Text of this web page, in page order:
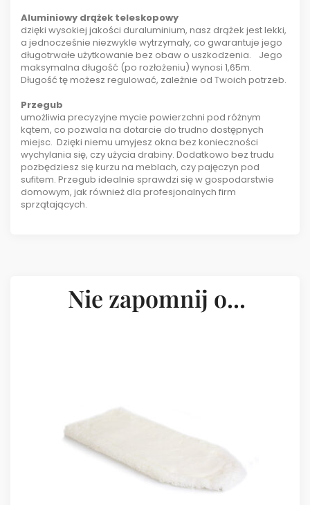
Aluminiowy drążek teleskopowy
dzięki wysokiej jakości duraluminium, nasz drążek jest lekki,
a jednocześnie niezwykle wytrzymały, co gwarantuje jego
długotrwałe użytkowanie bez obaw o uszkodzenia. Jego
maksymalna długość (po rozłożeniu) wynosi 1,65m.
Długość tę możesz regulować, zależnie od Twoich potrzeb.
Przegub
umożliwia precyzyjne mycie powierzchni pod różnym
kątem, co pozwala na dotarcie do trudno dostępnych
miejsc. Dzięki niemu umyjesz okna bez konieczności
wychylania się, czy użycia drabiny. Dodatkowo bez trudu
pozbędziesz się kurzu na meblach, czy pajęczyn pod
sufitem. Przegub idealnie sprawdzi się w gospodarstwie
domowym, jak również dla profesjonalnych firm
sprzątających.
Nie zapomnij o...